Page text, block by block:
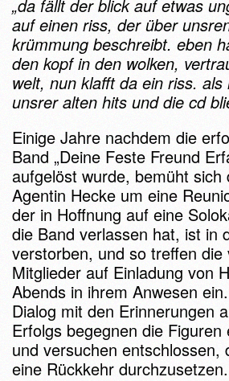
„da fällt der blick auf etwas
auf einen riss, der über
krümmung beschreibt. eben
den kopf in den wolken,
welt, nun klafft da ein riss.
unsrer alten hits und die cd
Einige Jahre nachdem die
Band „Deine Feste Freund
aufgelöst wurde, bemüht sich
Agentin Hecke um eine
der in Hoffnung auf eine
die Band verlassen hat, ist in
verstorben, und so treffen die
Mitglieder auf Einladung von
Abends in ihrem Anwesen
Dialog mit den Erinnerungen
Erfolgs begegnen die Figuren
und versuchen entschlossen,
eine Rückkehr durchzusetzen.